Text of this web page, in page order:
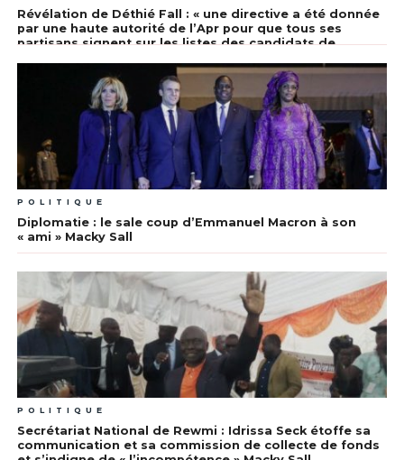
Révélation de Déthié Fall : « une directive a été donnée
par une haute autorité de l’Apr pour que tous ses
partisans signent sur les listes des candidats de
POLITIQUE
Diplomatie : le sale coup d’Emmanuel Macron à son
« ami » Macky Sall
POLITIQUE
Secrétariat National de Rewmi : Idrissa Seck étoffe sa
communication et sa commission de collecte de fonds